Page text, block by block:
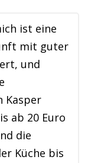
ist eine
mit guter
und
Kasper
ab 20 Euro
die
Küche bis